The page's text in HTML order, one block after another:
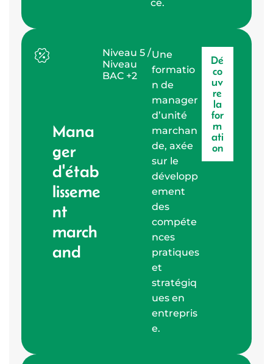
ce.
Mana
ger
d'étab
lisseme
nt
march
and
Niveau 5 /
Niveau
BAC +2
Une
formatio
n de
manager
d’unité
marchan
de, axée
sur le
développ
ement
des
compéte
nces
pratiques
et
stratégiq
ues en
entrepris
e.
Dé
co
uv
re
la
for
m
ati
on